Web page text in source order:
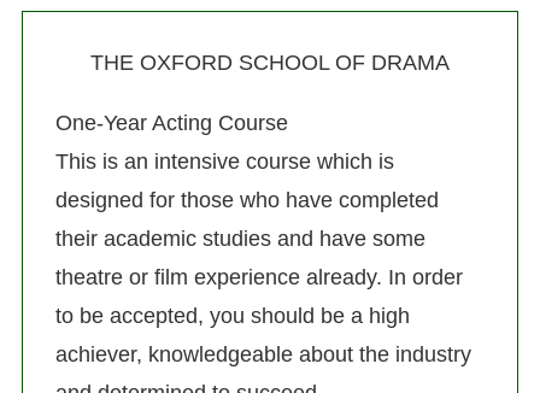
THE OXFORD SCHOOL OF DRAMA
One-Year Acting Course
This is an intensive course which is
designed for those who have completed
their academic studies and have some
theatre or film experience already. In order
to be accepted, you should be a high
achiever, knowledgeable about the industry